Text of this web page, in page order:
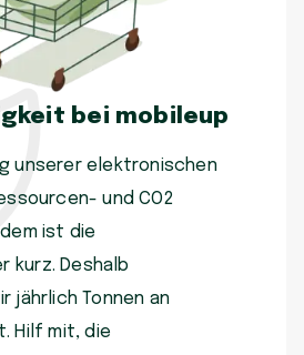
bei mobileup
unserer elektronischen
und CO2
ist die
kurz. Deshalb
jährlich Tonnen an
Hilf mit, die